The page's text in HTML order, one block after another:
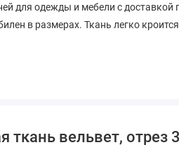
для одежды и мебели с доставкой
в размерах. Ткань легко
на низких оборотах, глажка с
элементов. В интернет-
ткань вельвет, отрез